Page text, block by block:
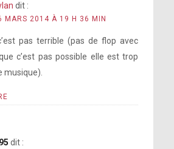
dit :
MARS 2014 À 19 H 36 MIN
pas terrible (pas de flop avec
c’est pas possible elle est trop
musique).
dit :